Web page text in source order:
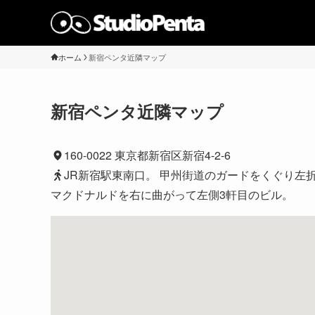
ホーム 新宿ペンタ近隣マップ
新宿ペンタ近隣マップ
160-0022 東京都新宿区新宿4-2-6
JR新宿駅東南口。 甲州街道のガードをくぐり左
マクドナルドを右に曲がって左側3軒目のビル。